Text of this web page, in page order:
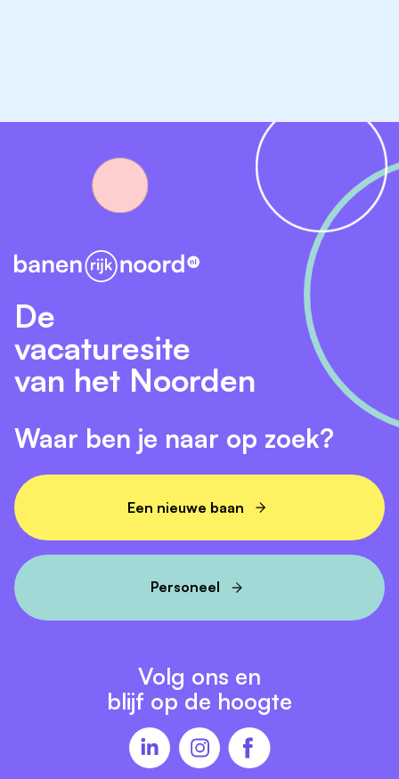
De
vacaturesite
van het Noorden
Waar ben je naar op zoek?
Een nieuwe baan
Personeel
Volg ons en
blijf op de hoogte